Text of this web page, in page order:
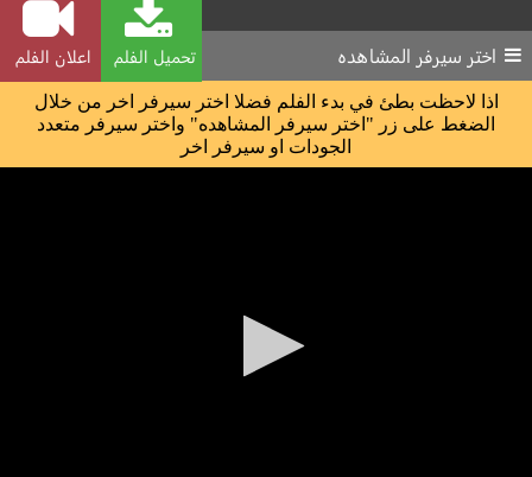
تحميل الفلم اعلان الفلم اختر سيرفر المشاهده
اذا لاحظت بطئ في بدء الفلم فضلا اختر سيرفر اخر من خلال
الضغط على زر "اختر سيرفر المشاهده" واختر سيرفر متعدد
الجودات او سيرفر اخر